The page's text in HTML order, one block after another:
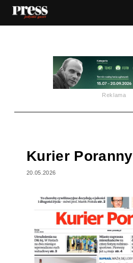
Reklama
Kurier Poranny
20.05.2026